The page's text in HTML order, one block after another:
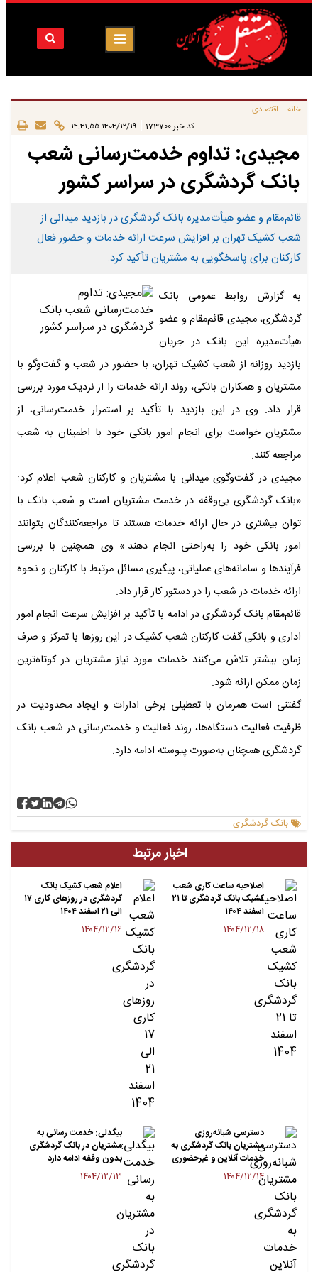
خانه | اقتصادی
کد خبر 173700 ۱۴۰۴/۱۲/۱۹ ۱۴:۴۱:۵۵
مجیدی: تداوم خدمت‌رسانی شعب
بانک گردشگری در سراسر کشور
قائم‌مقام و عضو هیأت‌مدیره بانک گردشگری در بازدید میدانی از
شعب کشیک تهران بر افزایش سرعت ارائه خدمات و حضور فعال
کارکنان برای پاسخگویی به مشتریان تأکید کرد.
به گزارش روابط عمومی بانک
گردشگری، مجیدی قائم‌مقام و عضو
هیأت‌مدیره این بانک در جریان
بازدید روزانه از شعب کشیک تهران، با حضور در شعب و گفت‌وگو با
مشتریان و همکاران بانکی، روند ارائه خدمات را از نزدیک مورد بررسی
قرار داد. وی در این بازدید با تأکید بر استمرار خدمت‌رسانی، از
مشتریان خواست برای انجام امور بانکی خود با اطمینان به شعب
مراجعه کنند.
مجیدی در گفت‌وگوی میدانی با مشتریان و کارکنان شعب اعلام کرد:
«بانک گردشگری بی‌وقفه در خدمت مشتریان است و شعب بانک با
توان بیشتری در حال ارائه خدمات هستند تا مراجعه‌کنندگان بتوانند
امور بانکی خود را به‌راحتی انجام دهند.» وی همچنین با بررسی
فرآیندها و سامانه‌های عملیاتی، پیگیری مسائل مرتبط با کارکنان و نحوه
ارائه خدمات در شعب را در دستور کار قرار داد.
قائم‌مقام بانک گردشگری در ادامه با تأکید بر افزایش سرعت انجام امور
اداری و بانکی گفت کارکنان شعب کشیک در این روزها با تمرکز و صرف
زمان بیشتر تلاش می‌کنند خدمات مورد نیاز مشتریان در کوتاه‌ترین
زمان ممکن ارائه شود.
گفتنی است همزمان با تعطیلی برخی ادارات و ایجاد محدودیت در
ظرفیت فعالیت دستگاه‌ها، روند فعالیت و خدمت‌رسانی در شعب بانک
گردشگری همچنان به‌صورت پیوسته ادامه دارد.
بانک گردشگری
اخبار مرتبط
اصلاحیه ساعت کاری شعب
کشیک بانک گردشگری تا ۲۱
اسفند ۱۴۰۴
۱۴۰۴/۱۲/۱۸
اعلام شعب کشیک بانک
گردشگری در روزهای کاری ۱۷
الی ۲۱ اسفند ۱۴۰۴
۱۴۰۴/۱۲/۱۶
دسترسی شبانه‌روزی
مشتریان بانک گردشگری به
خدمات آنلاین و غیرحضوری
۱۴۰۴/۱۲/۱۴
بیگدلی: خدمت رسانی به
مشتریان در بانک گردشگری
بدون وقفه ادامه دارد‌
۱۴۰۴/۱۲/۱۳